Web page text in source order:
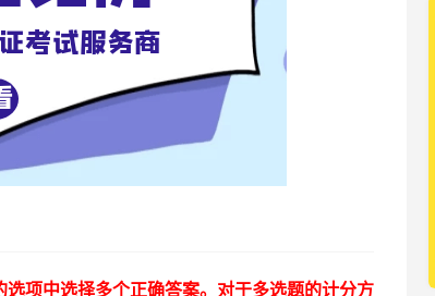
项中选择多个正确答案。对于多选题的计分方